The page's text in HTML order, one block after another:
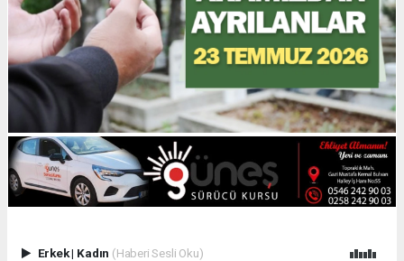
Erkek| Kadın (Haberi Sesli Oku)